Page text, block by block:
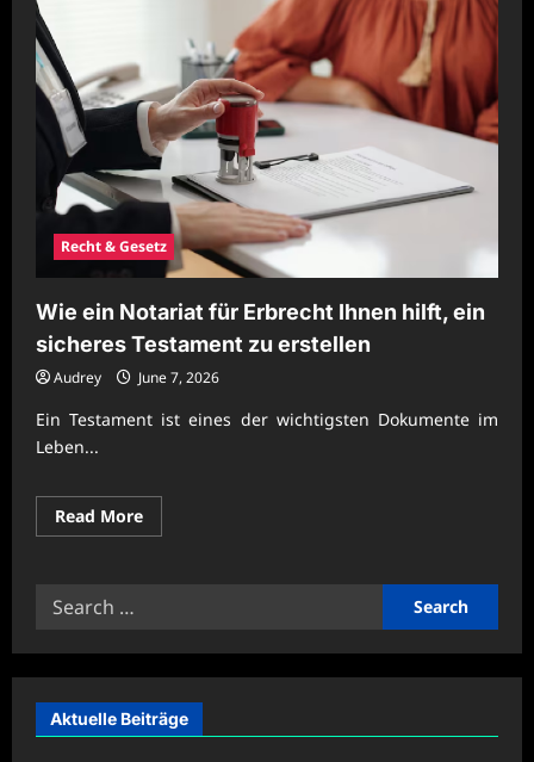
Recht & Gesetz
Wie ein Notariat für Erbrecht Ihnen hilft, ein
sicheres Testament zu erstellen
Audrey June 7, 2026
Ein Testament ist eines der wichtigsten Dokumente im
Leben...
Read MoreRead
more
ein
sicheres
Testament
zu
Search
Aktuelle Beiträge